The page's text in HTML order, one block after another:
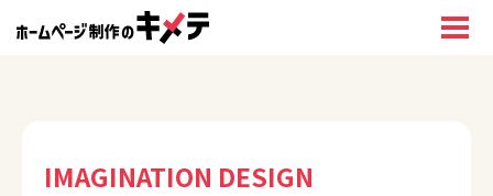
IMAGINATION DESIGN